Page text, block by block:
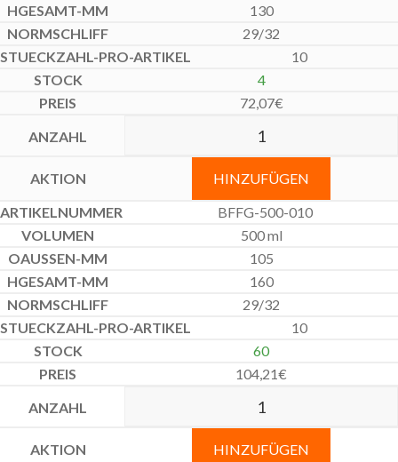
130
29/32
10
4
72,07€
HINZUFÜGEN
BFFG-500-010
500 ml
105
160
29/32
10
60
104,21€
HINZUFÜGEN